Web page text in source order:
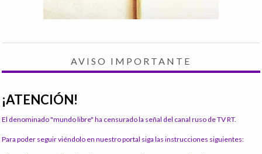
AVISO IMPORTANTE
¡ATENCIÓN!
El denominado "mundo libre" ha censurado la señal del canal ruso de TV RT.
Para poder seguir viéndolo en nuestro portal siga las instrucciones siguientes: